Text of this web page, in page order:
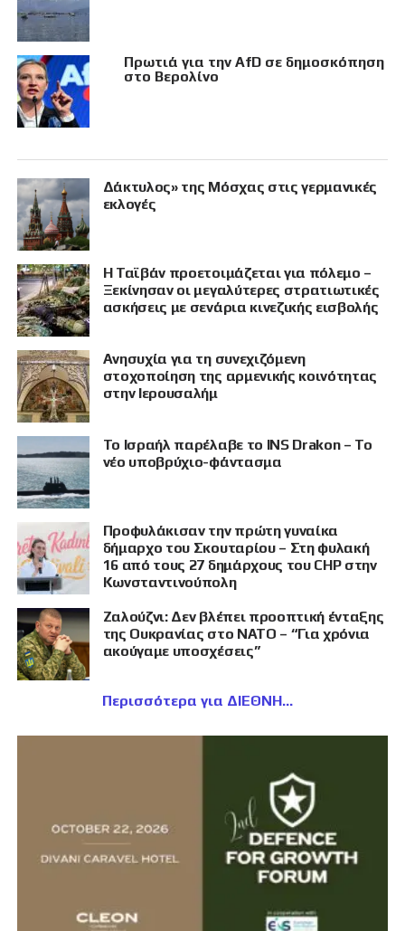
Πρωτιά για την AfD σε δημοσκόπηση
στο Βερολίνο
Δάκτυλος» της Μόσχας στις γερμανικές
εκλογές
Η Ταϊβάν προετοιμάζεται για πόλεμο –
Ξεκίνησαν οι μεγαλύτερες στρατιωτικές
ασκήσεις με σενάρια κινεζικής εισβολής
Ανησυχία για τη συνεχιζόμενη
στοχοποίηση της αρμενικής κοινότητας
στην Ιερουσαλήμ
Το Ισραήλ παρέλαβε το INS Drakon – Το
νέο υποβρύχιο-φάντασμα
Προφυλάκισαν την πρώτη γυναίκα
δήμαρχο του Σκουταρίου – Στη φυλακή
16 από τους 27 δημάρχους του CHP στην
Κωνσταντινούπολη
Ζαλούζνι: Δεν βλέπει προοπτική ένταξης
της Ουκρανίας στο ΝΑΤΟ – “Για χρόνια
ακούγαμε υποσχέσεις”
Περισσότερα για ΔΙΕΘΝΗ